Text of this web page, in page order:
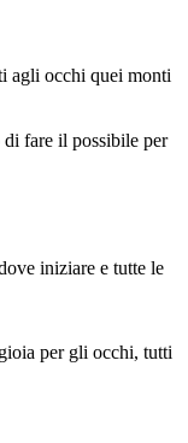
agli occhi quei monti
di fare il possibile per
iniziare e tutte le
per gli occhi, tutti